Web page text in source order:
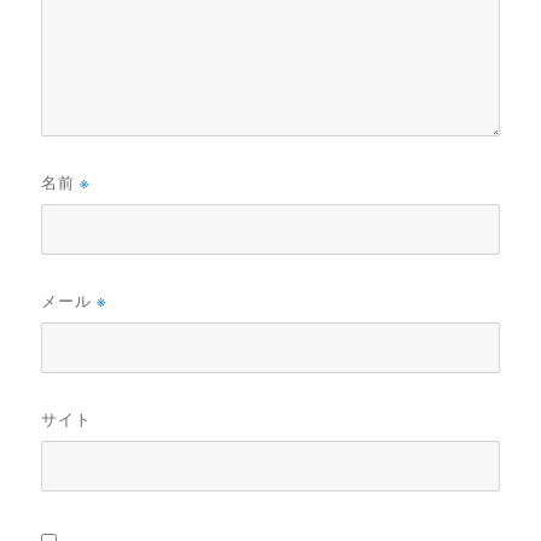
名前※
メール※
サイト